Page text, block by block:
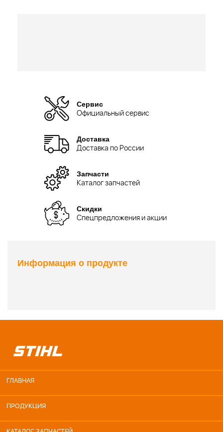
Сервис
Официальный сервис
Доставка
Доставка по России
Запчасти
Каталог запчастей
Скидки
Спецпредложения и акции
Информация о продукте
ГЛАВНАЯ
ПРОДУКЦИЯ